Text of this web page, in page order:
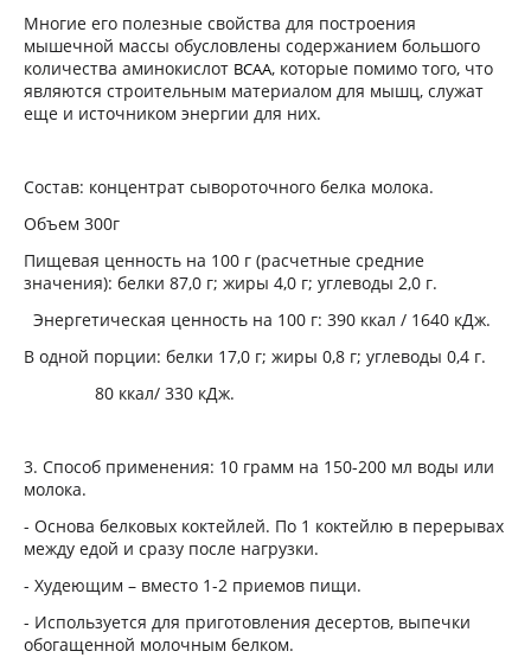
Многие его полезные свойства для построения
мышечной массы обусловлены содержанием большого
количества аминокислот BCAA, которые помимо того, что
являются строительным материалом для мышц, служат
еще и источником энергии для них.
Состав: концентрат сывороточного белка молока.
Объем 300г
Пищевая ценность на 100 г (расчетные средние
значения): белки 87,0 г; жиры 4,0 г; углеводы 2,0 г.
Энергетическая ценность на 100 г: 390 ккал / 1640 кДж.
В одной порции: белки 17,0 г; жиры 0,8 г; углеводы 0,4 г.
80 ккал/ 330 кДж.
3. Способ применения: 10 грамм на 150-200 мл воды или
молока.
- Основа белковых коктейлей. По 1 коктейлю в перерывах
между едой и сразу после нагрузки.
- Худеющим – вместо 1-2 приемов пищи.
- Используется для приготовления десертов, выпечки
обогащенной молочным белком.